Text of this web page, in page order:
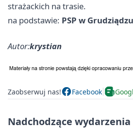
strażackich na trasie.
na podstawie: PSP w Grudziądzu
Autor:krystian
Zaobserwuj nas! Facebook
Nadchodzące wydarzenia